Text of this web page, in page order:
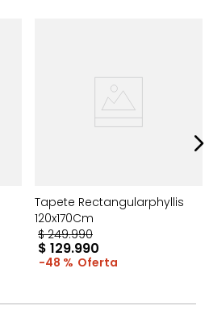
Tapete Rectangularphyllis
120x170Cm
$ 249.990
$ 129.990
48 %